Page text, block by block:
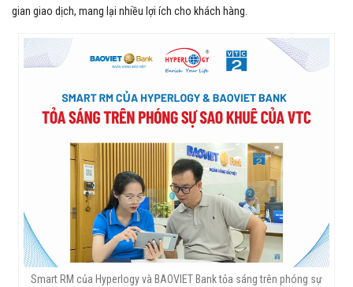
gian giao dịch, mang lại nhiều lợi ích cho khách hàng.
Smart RM của Hyperlogy và BAOVIET Bank tỏa sáng trên phóng sự